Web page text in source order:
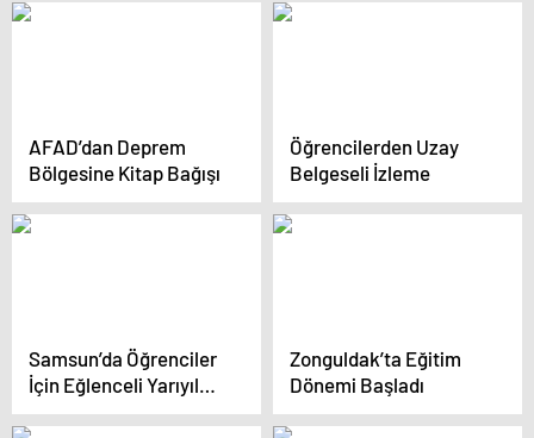
AFAD’dan Deprem
Bölgesine Kitap Bağışı
Öğrencilerden Uzay
Belgeseli İzleme
Samsun’da Öğrenciler
İçin Eğlenceli Yarıyıl
Tatili Etkinlikleri
Zonguldak’ta Eğitim
Dönemi Başladı